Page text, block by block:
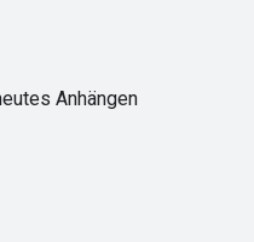
Anhängen